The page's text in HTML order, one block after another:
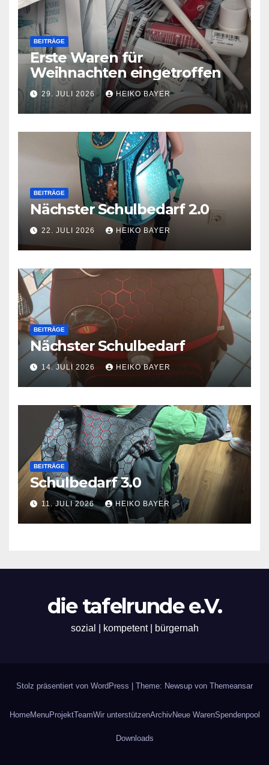
BEITRÄGE
Erste Waren für
Weihnachten eingetroffen
29. JULI 2026 HEIKO BAYER
BEITRÄGE
Nächster Schulbedarf 2.0
22. JULI 2026 HEIKO BAYER
BEITRÄGE
Nächster Schulbedarf
14. JULI 2026 HEIKO BAYER
BEITRÄGE
Schulbedarf 3.0
11. JULI 2026 HEIKO BAYER
die tafelrunde e.V.
sozial | kompetent | bürgernah
Stolz präsentiert von WordPress | Theme: Newsup von Themeansar
HomeMenuProjektTeamWir unterstützenArchivNeue WarenSpendenpool
Downloads